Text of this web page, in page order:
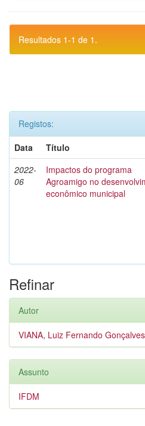
Resultados 1-1 de 1.
Registos:
Data
Título
2022-
06
Impactos do programa
Agroamigo no
econômico municipal
Refinar
Autor
VIANA, Luiz Fernando Gonçalves
Assunto
IFDM